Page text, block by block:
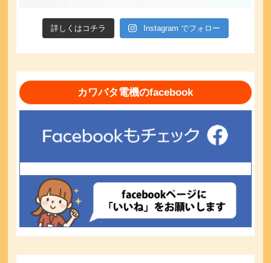
詳しくはコチラ Instagram でフォロー
カワバタ電機のfacebook